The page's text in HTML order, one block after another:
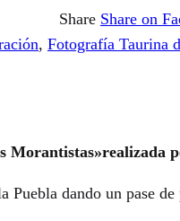
Share Share on
, Fotografía Taurina
Morantistas»realizada
Puebla dando un pase